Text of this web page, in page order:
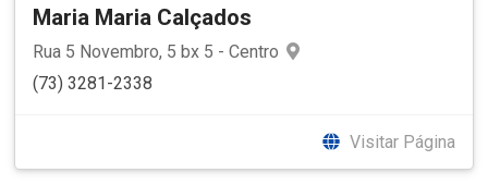
Maria Maria Calçados
Rua 5 Novembro, 5 bx 5 - Centro
(73) 3281-2338
Visitar Página